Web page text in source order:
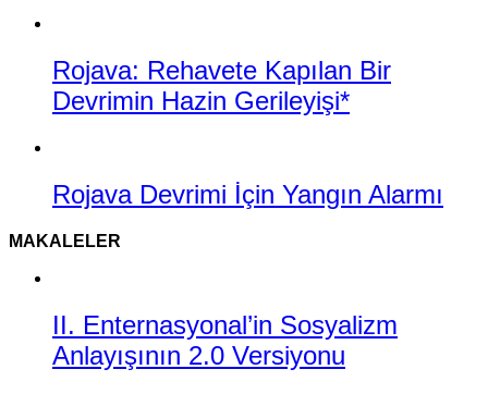
Rojava: Rehavete Kapılan Bir
Devrimin Hazin Gerileyişi*
Rojava Devrimi İçin Yangın Alarmı
MAKALELER
II. Enternasyonal’in Sosyalizm
Anlayışının 2.0 Versiyonu